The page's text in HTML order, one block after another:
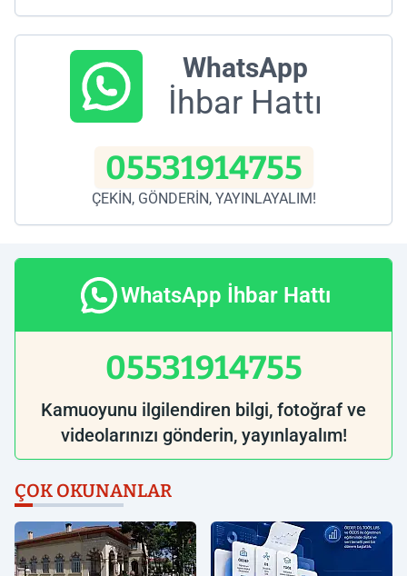
WhatsApp
İhbar Hattı
05531914755
ÇEKİN, GÖNDERİN, YAYINLAYALIM!
WhatsApp İhbar Hattı
05531914755
Kamuoyunu ilgilendiren bilgi, fotoğraf ve
videolarınızı gönderin, yayınlayalım!
ÇOK OKUNANLAR